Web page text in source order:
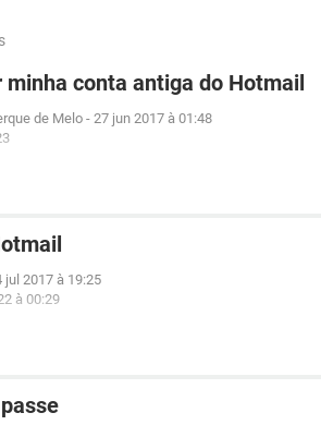
minha conta antiga do Hotmail
de Melo - 27 jun 2017 à 01:48
jul 2017 à 19:25
à 00:29